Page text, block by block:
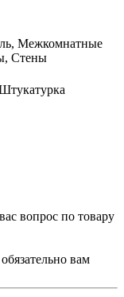
Межкомнатные
Стены
вопрос по товару
вам